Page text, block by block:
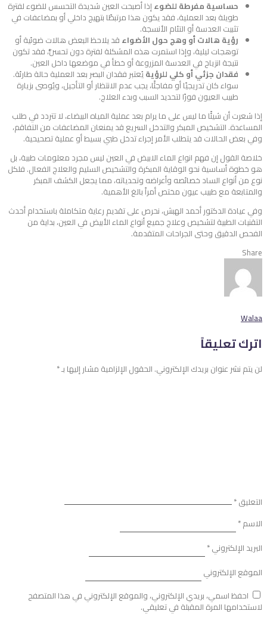
حساسية مفرطة للضوءإذا أصبحت العين شديدة التحسس للضوء لفترة
طويلة بعد العملية، فقد يكون هذا مرتبطًا بتهيج داخلي أو بمضاعفات في
تثبيت العدسة أو التئام الأنسجة.
رؤية هالات أو وهج حول الأضواء قد يلاحظ البعض هالات ضوئية أو
توهجات ليلية، وإذا استمرت هذه المشكلة لفترة دون تحسُّن، فقد تكون
نتيجة انزياح في العدسة المزروعة أو خطأ في موضعها داخل العين.
فقدان جزئي أو كلي للرؤيةيُعتبر فقدان البصر بعد العملية حالة طارئة.
سواء كان تدريجيًا أو مفاجئًا، يجب عدم الانتظار أو التأجيل، ويُوصى بزيارة
طبيب العيون فورًا لتحديد السبب وبدء العلاج.
إذا شعرت أن شيئًا ما ليس على ما يرام بعد عملية المياه البيضاء، لا تتردد في طلب
المساعدة. التشخيص المبكر والتدخل السريع قد يمنعان المضاعفات من التفاقم،
وفي بعض الحالات قد يتطلب الأمر إجراء تدخل طبي بسيط أو عملية تصحيحية.
خلاصة القول إن فهم انواع الماء الابيض في العين ليس مجرد معلومات طبية، بل
هو خطوة أساسية نحو الوقاية المبكرة والتشخيص السليم والعلاج الفعال. فلكل
نوع من أنواع الساد خصائصه وأعراضه وتحدياته، مما يجعل الكشف المبكر
والمتابعة مع طبيب عيون مختص أمراً بالغ الأهمية.
وفي عيادة الدكتور أحمد الهبش، نحرص على تقديم رعاية متكاملة باستخدام أحدث
التقنيات الطبية لتشخيص وعلاج جميع أنواع الماء الأبيض في العين، بداية من
الفحص الدقيق وحتى الجراحات المتقدمة.
Share
Walaa
اترك تعليقاً
لن يتم نشر عنوان بريدك الإلكتروني. الحقول الإلزامية مشار إليها بـ*
التعليق*
الاسم*
البريد الإلكتروني*
الموقع الإلكتروني
احفظ اسمي، بريدي الإلكتروني، والموقع الإلكتروني في هذا المتصفح
لاستخدامها المرة المقبلة في تعليقي.